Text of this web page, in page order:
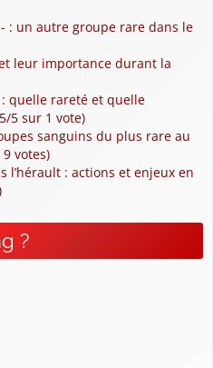
: un autre groupe rare dans le
leur importance durant la
quelle rareté et quelle
5 sur 1 vote)
sanguins du plus rare au
votes)
l’hérault : actions et enjeux en
?